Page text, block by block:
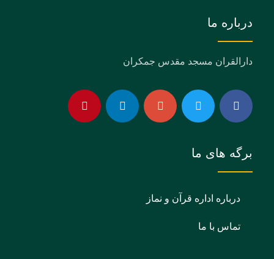
درباره ما
دارالقران مسجد مقدس جمکران
برگه های ما
درباره اداره قرآن و نماز
تماس با ما